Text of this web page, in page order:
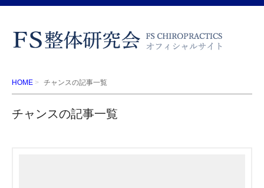
HOME チャンスの記事一覧
チャンスの記事一覧